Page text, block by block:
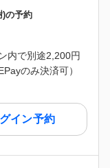
)の予約
内で別途2,200円
のみ決済可）
イン予約